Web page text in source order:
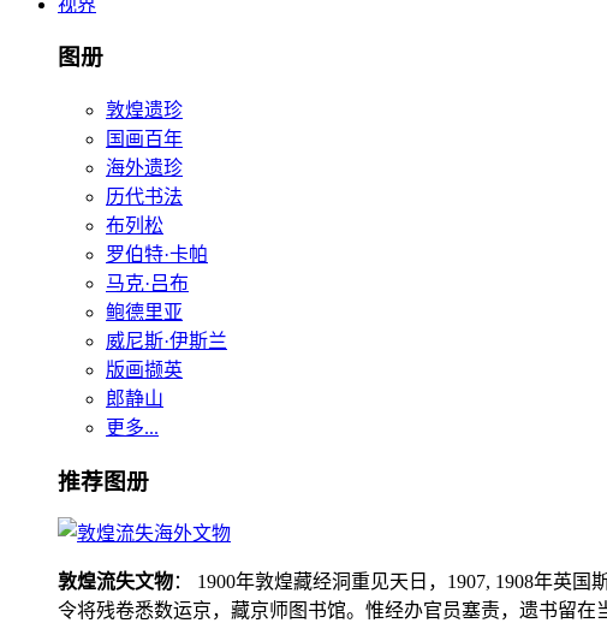
图册
敦煌遗珍
国画百年
海外遗珍
历代书法
布列松
罗伯特·卡帕
马克·吕布
鲍德里亚
威尼斯·伊斯兰
版画撷英
郎静山
更多...
推荐图册
敦煌流失文物： 1900年敦煌藏经洞重见天日，1907, 1908年英
令将残卷悉数运京，藏京师图书馆。惟经办官员塞责，遗书留在